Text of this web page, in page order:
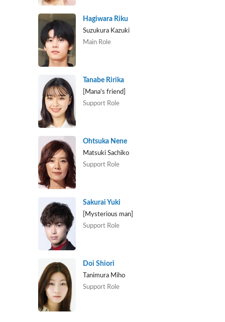
Hagiwara Riku
Suzukura Kazuki
Main Role
Tanabe Ririka
[Mana's friend]
Support Role
Ohtsuka Nene
Matsuki Sachiko
Support Role
Sakurai Yuki
[Mysterious man]
Support Role
Doi Shiori
Tanimura Miho
Support Role